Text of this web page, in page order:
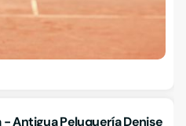
- Antigua Peluquería Denise